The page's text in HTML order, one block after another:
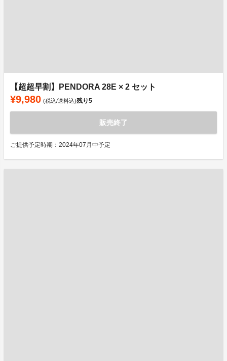
【超超早割】PENDORA 28E × 2 セット
¥9,980 (税込/送料込)残り5
販売終了
ご提供予定時期：2024年07月中予定